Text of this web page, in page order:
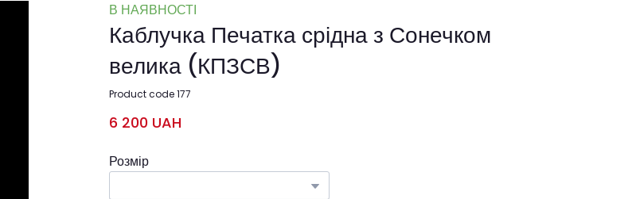
В НАЯВНОСТІ
Каблучка Печатка срідна з Сонечком
велика (КПЗСВ)
Product code 177
6 200 UAH
Розмір